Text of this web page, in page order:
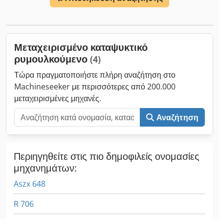
όγκος χώρου φόρτωσης:89 m³, μέγεθος ελαστικού:
Δισκόφρενο EBS Ωφέλιμο φορτίο 29.400 kg Dedjy Tiz Ropfx
Κουτί για παλέτες Άξονες ROTOS Ο τελευταίος άξονας
αυτοκατευθυνόμενος Σύστημα ανύψωσης και κατάβασης Με
επιφύλαξη σφαλμάτων.
Μεταχειρισμένο καταψυκτικό
ρυμουλκούμενο (4)
Τώρα πραγματοποιήστε πλήρη αναζήτηση στο
Machineseeker με περισσότερες από 200.000
μεταχειρισμένες μηχανές.
Αναζήτηση
Περιηγηθείτε στις πιο δημοφιλείς ονομασίες
μηχανημάτων:
Aszx 648
R 706